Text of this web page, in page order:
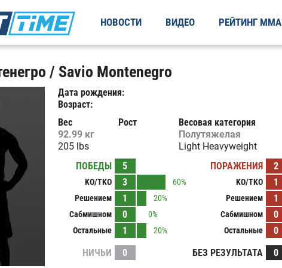
НОВОСТИ ВИДЕО РЕЙТИНГ ММА
/ Savio Montenegro
Дата рождения:
Возраст:
Вес
92.99 кг
205 lbs
Рост
Весовая категория
Полутяжелая
Light Heavyweight
ПОБЕДЫ
5
KO/TKO 3
60%
Решением
1
20%
Сабмишном
0
0%
Остальные
1 20%
ПОРАЖЕНИЯ 2
KO/TKO 1
Решением
1
Сабмишном
0
Остальные
0
НИЧЬИ 0 БЕЗ РЕЗУЛЬТАТА 0